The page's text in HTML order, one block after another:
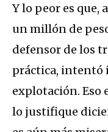
Y lo peor es que,
un millón de
defensor de los
práctica, intentó
explotación. Eso
lo justifique